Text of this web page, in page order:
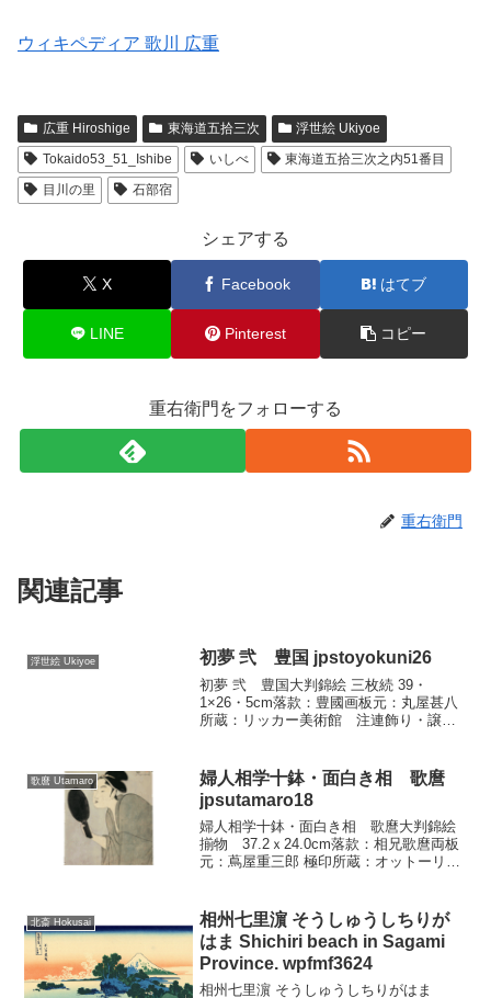
ウィキペディア 歌川 広重
広重 Hiroshige 東海道五拾三次
浮世絵 Ukiyoe
Tokaido53_51_Ishibe
いしべ
東海道五拾三次之内51番目
目川の里
石部宿
シェアする
X Facebook はてブ
LINE Pinterest コピー
重右衛門をフォローする
重右衛門
関連記事
浮世絵 Ukiyoe 初夢 弐 豊国 jpstoyokuni26
初夢 弐 豊国大判錦絵 三枚続 39・
1×26・5cm落款：豊國画板元：丸屋甚八
所蔵：リッカー美術館 注連飾り・譲
一首を歌仙絵ともども納めた節用集風の
本を手によみあげて...
歌麿 Utamaro
婦人相学十鉢・面白き相 歌麿
jpsutamaro18
婦人相学十鉢・面白き相 歌麿大判錦絵
揃物 37.2ｘ24.0cm落款：相兄歌麿両板
元：蔦屋重三郎 極印所蔵：オットーリー
が多く、これは後摺りの作品だといえま
す。 湯上が...
北斎 Hokusai
相州七里濵 そうしゅうしちりが
はま Shichiri beach in Sagami
Province. wpfmf3624
相州七里濵 そうしゅうしちりがはま